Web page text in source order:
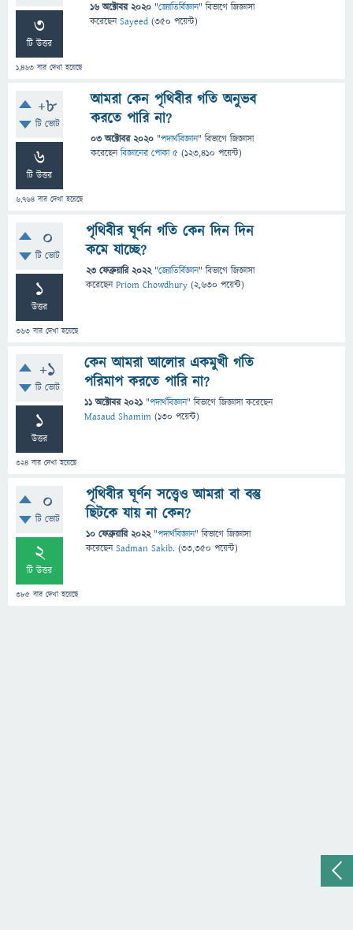
3
টি উত্তর
1,463 বার দেখা হয়েছে
16 অক্টোবর 2020 "জ্যোতির্বিজ্ঞান" বিভাগে জিজ্ঞাসা
করেছেনSayeed (350 পয়েন্ট)
+8
টি ভোট
6
টি উত্তর
6,764 বার দেখা হয়েছে
আমরা কেন পৃথিবীর গতি অনুভব
করতে পারি না?
03 অক্টোবর 2020 "পদার্থবিজ্ঞান" বিভাগে জিজ্ঞাসা
করেছেনবিজ্ঞানের পোকা ৫ (123,410 পয়েন্ট)
0
টি ভোট
1
উত্তর
363 বার দেখা হয়েছে
পৃথিবীর ঘূর্ণন গতি কেন দিন দিন
কমে যাচ্ছে?
23 ফেব্রুয়ারি 2022 "জ্যোতির্বিজ্ঞান" বিভাগে জিজ্ঞাসা
করেছেনPriom Chowdhury (2,630 পয়েন্ট)
+1
টি ভোট
1
উত্তর
324 বার দেখা হয়েছে
কেন আমরা আলোর একমুখী গতি
পরিমাপ করতে পারি না?
11 অক্টোবর 2021 "পদার্থবিজ্ঞান" বিভাগে জিজ্ঞাসাকরেছেন
Masaud Shamim (130 পয়েন্ট)
0
টি ভোট
2
টি উত্তর
385 বার দেখা হয়েছে
পৃথিবীর ঘূর্ণন সত্ত্বেও আমরা বা বস্তু
ছিটকে যায় না কেন?
10 ফেব্রুয়ারি 2022 "পদার্থবিজ্ঞান" বিভাগে জিজ্ঞাসা
করেছেনSadman Sakib. (33,350 পয়েন্ট)